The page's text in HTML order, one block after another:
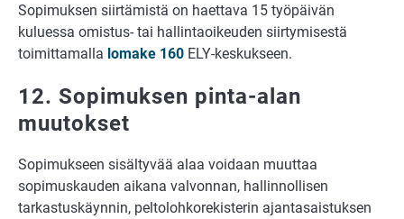
Sopimuksen siirtämistä on haettava 15 työpäivän
kuluessa omistus- tai hallintaoikeuden siirtymisestä
toimittamalla lomake 160 ELY-keskukseen.
12. Sopimuksen pinta-alan
muutokset
Sopimukseen sisältyvää alaa voidaan muuttaa
sopimuskauden aikana valvonnan, hallinnollisen
tarkastuskäynnin, peltolohkorekisterin ajantasaistuksen